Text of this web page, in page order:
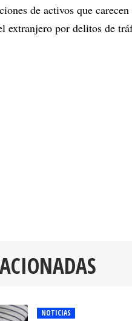
de activos que
extranjero por delitos de
NOTICIAS